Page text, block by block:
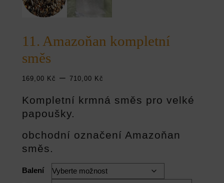
11. Amazoňan kompletní
směs
169,00 Kč – 710,00 Kč
169,00 Kč
710,00 Kč
Kompletní krmná směs pro velké
papoušky.
obchodní označení Amazoňan
směs.
Balení